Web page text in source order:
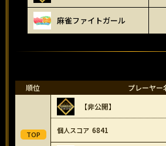
麻雀ファイトガール
順位 プレーヤー
【非公開】
6841